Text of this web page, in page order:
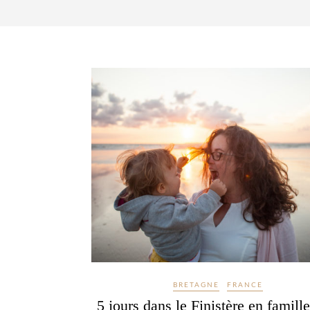
BRETAGNE FRANCE
5 jours dans le Finistère en